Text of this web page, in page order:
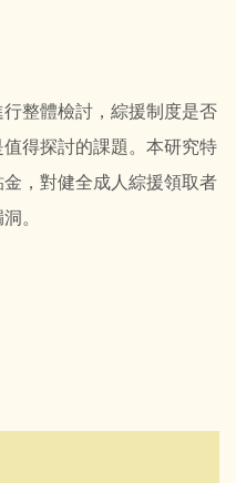
整體檢討，綜援制度是否
得探討的課題。本研究特
，對健全成人綜援領取者
。